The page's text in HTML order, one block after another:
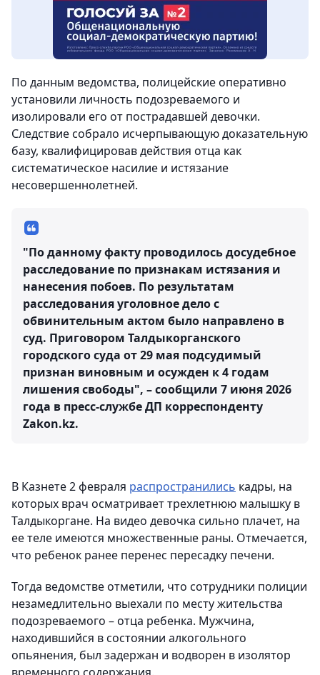
По данным ведомства, полицейские оперативно
установили личность подозреваемого и
изолировали его от пострадавшей девочки.
Следствие собрало исчерпывающую доказательную
базу, квалифицировав действия отца как
систематическое насилие и истязание
несовершеннолетней.
"По данному факту проводилось досудебное
расследование по признакам истязания и
нанесения побоев. По результатам
расследования уголовное дело с
обвинительным актом было направлено в
суд. Приговором Талдыкорганского
городского суда от 29 мая подсудимый
признан виновным и осужден к 4 годам
лишения свободы", – сообщили 7 июня 2026
года в пресс-службе ДП корреспонденту
Zakon.kz.
В Казнете 2 февраля распространились кадры, на
которых врач осматривает трехлетнюю малышку в
Талдыкоргане. На видео девочка сильно плачет, на
ее теле имеются множественные раны. Отмечается,
что ребенок ранее перенес пересадку печени.
Тогда ведомстве отметили, что сотрудники полиции
незамедлительно выехали по месту жительства
подозреваемого – отца ребенка. Мужчина,
находившийся в состоянии алкогольного
опьянения, был задержан и водворен в изолятор